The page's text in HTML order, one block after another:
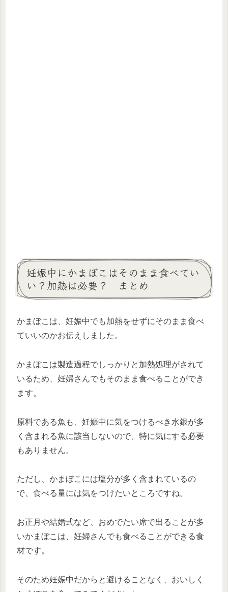
妊娠中にかまぼこはそのまま食べてい
い？加熱は必要？ まとめ
かまぼこは、妊娠中でも加熱をせずにそのまま食べ
ていいのかお伝えしました。
かまぼこは製造過程でしっかりと加熱処理がされて
いるため、妊婦さんでもそのまま食べることができ
ます。
原料である魚も、妊娠中に気をつけるべき水銀が多
く含まれる魚に該当しないので、特に気にする必要
もありません。
ただし、かまぼこには塩分が多く含まれているの
で、食べる量には気をつけたいところですね。
お正月や結婚式など、おめでたい席で出ることが多
いかまぼこは、妊婦さんでも食べることができる食
材です。
そのため妊娠中だからと避けることなく、おいしく